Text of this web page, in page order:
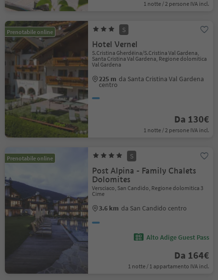
1 notte / 2 persone IVA incl.
Prenotabile online S
Hotel Vernel
S.Cristina Gherdëina/S.Cristina Val Gardena,
Santa Cristina Val Gardena, Regione dolomitica
Val Gardena
225 m da Santa Cristina Val Gardena
centro
Da 130€
1 notte / 2 persone IVA incl.
Prenotabile online S
Post Alpina - Family Chalets
Dolomites
Versciaco, San Candido, Regione dolomitica 3
Cime
3.6 km da San Candido centro
Alto Adige Guest Pass
Da 164€
1 notte / 1 appartamento IVA incl.